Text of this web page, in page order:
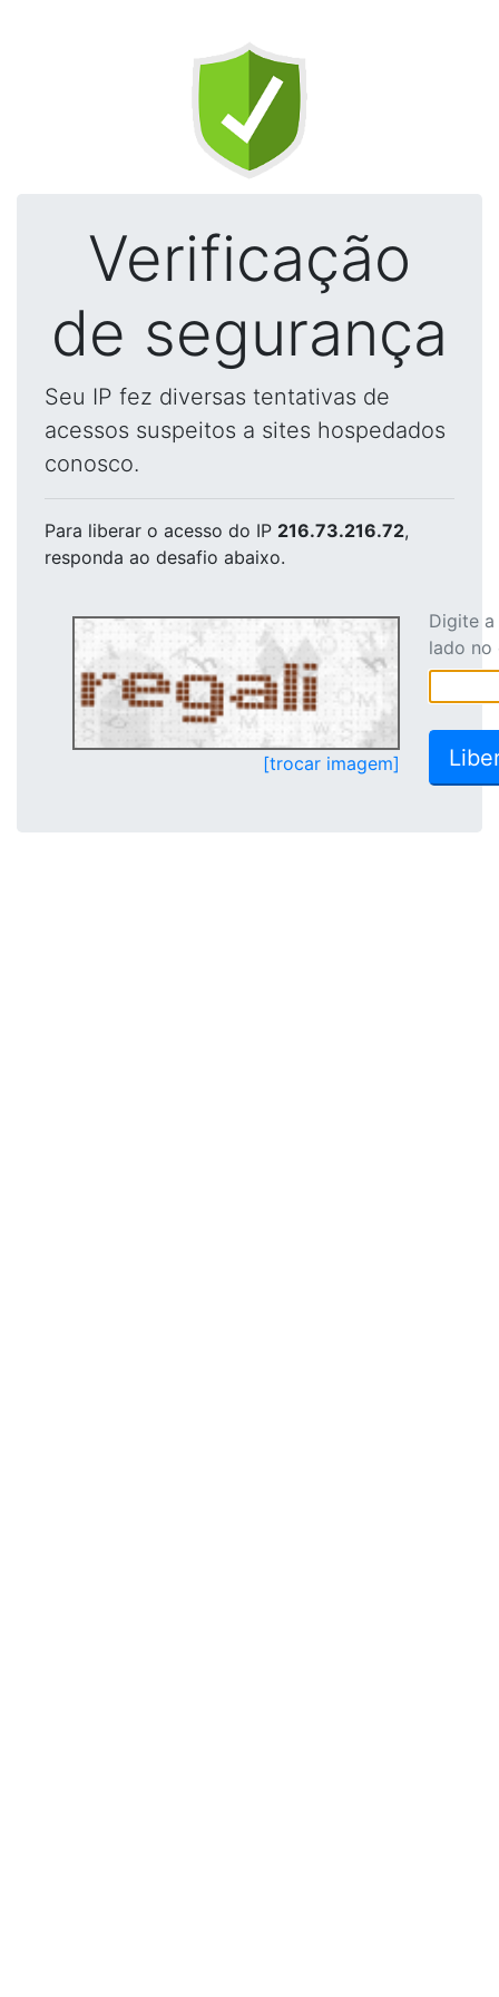
Verificação
de segurança
Seu IP fez diversas tentativas de
acessos suspeitos a sites hospedados
conosco.
Para liberar o acesso do IP 216.73.216.72,
responda ao desafio abaixo.
[trocar imagem]
Digite
lado no